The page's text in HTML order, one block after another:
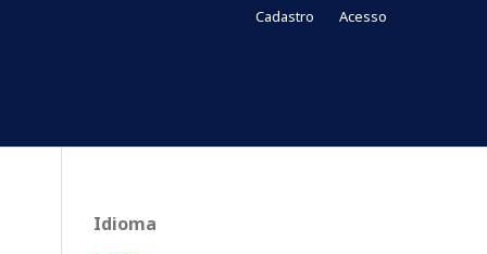
Cadastro Acesso
Idioma